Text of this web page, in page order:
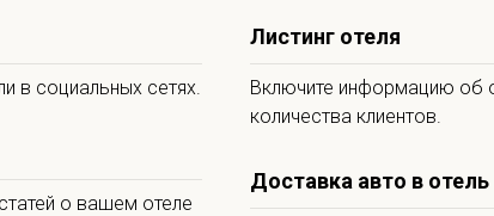
в социальных сетях.
о вашем отеле
Листинг отеля
Включите информацию об
количества клиентов.
Доставка авто в отель